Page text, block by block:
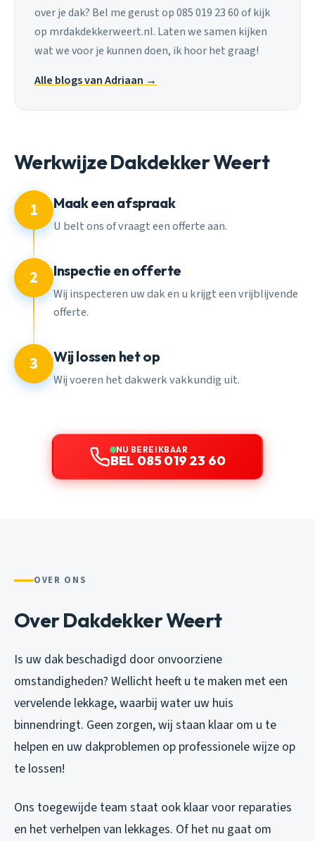
over je dak? Bel me gerust op 085 019 23 60 of kijk
op mrdakdekkerweert.nl. Laten we samen kijken
wat we voor je kunnen doen, ik hoor het graag!
Alle blogs van Adriaan →
Werkwijze Dakdekker Weert
1 Maak een afspraak
U belt ons of vraagt een offerte aan.
2 Inspectie en offerte
Wij inspecteren uw dak en u krijgt een vrijblijvende
offerte.
3 Wij lossen het op
Wij voeren het dakwerk vakkundig uit.
NU BEREIKBAAR
BEL 085 019 23 60
OVER ONS
Over Dakdekker Weert
Is uw dak beschadigd door onvoorziene
omstandigheden? Wellicht heeft u te maken met een
vervelende lekkage, waarbij water uw huis
binnendringt. Geen zorgen, wij staan klaar om u te
helpen en uw dakproblemen op professionele wijze op
te lossen!
Ons toegewijde team staat ook klaar voor reparaties
en het verhelpen van lekkages. Of het nu gaat om